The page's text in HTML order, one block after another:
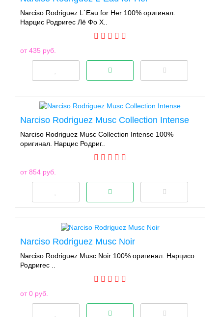
Narciso Rodriguez L`Eau for Her 100% оригинал.
Нарцис Родригес Лё Фо Х..
от 435 руб.
Narciso Rodriguez Musc Collection Intense
Narciso Rodriguez Musc Collection Intense 100%
оригинал. Нарцис Родриг..
от 854 руб.
Narciso Rodriguez Musc Noir
Narciso Rodriguez Musc Noir 100% оригинал. Нарцисо
Родригес ..
от 0 руб.